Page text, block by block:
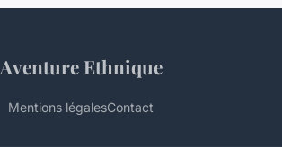
Aventure Ethnique
Mentions légalesContact